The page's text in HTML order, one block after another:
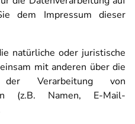
dem Impressum dieser
natürliche oder juristische
mit anderen über die
Verarbeitung von
(z.B. Namen, E-Mail-